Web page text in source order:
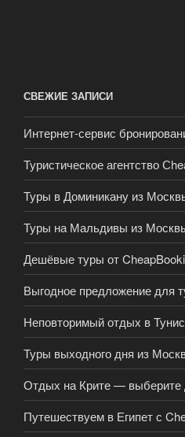
СВЕЖИЕ ЗАПИСИ
Интернет-сервис
Туристическое агентство
Туры в Доминикану из
Туры на Мальдивы из
Дешёвые туры от
Выгодное предложение для
Неповторимый отдых в
Туры выходного дня из
Отдых на Крите — выберите
Путешествуем в Египет с